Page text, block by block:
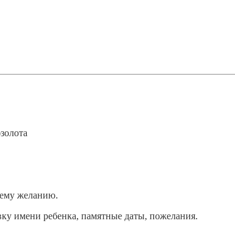
желанию.
имени ребенка, памятные даты, пожелания.